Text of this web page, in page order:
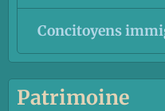
Concitoyens
Patrimoine